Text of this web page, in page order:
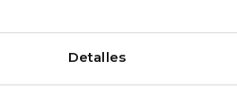
Detalles